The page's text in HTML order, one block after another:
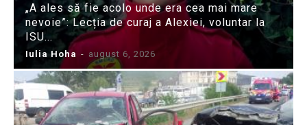
„A ales să fie acolo unde era cea mai mare
nevoie”: Lecția de curaj a Alexiei, voluntar la
ISU...
Iulia Hoha - august 6, 2026